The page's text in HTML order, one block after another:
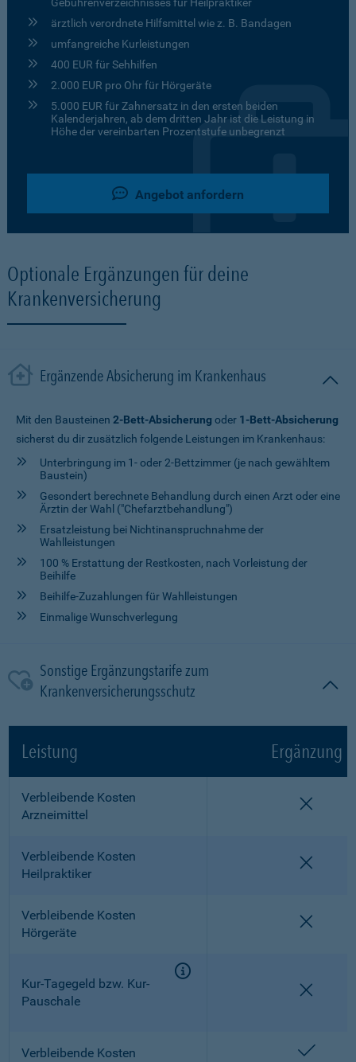
ärztlich verordnete Hilfsmittel wie z. B. Bandagen
umfangreiche Kurleistungen
400 EUR für Sehhilfen
2.000 EUR pro Ohr für Hörgeräte
5.000 EUR für Zahnersatz in den ersten beiden
Kalenderjahren, ab dem dritten Jahr ist die Leistung in
Höhe der vereinbarten Prozentstufe unbegrenzt
Angebot anfordern
Optionale Ergänzungen für deine
Krankenversicherung
Ergänzende Absicherung im Krankenhaus
Mit den Bausteinen 2-Bett-Absicherung oder 1-Bett-Absicherung
sicherst du dir zusätzlich folgende Leistungen im Krankenhaus:
Unterbringung im 1- oder 2-Bettzimmer (je nach gewähltem
Baustein)
Gesondert berechnete Behandlung durch einen Arzt oder eine
Ärztin der Wahl ("Chefarztbehandlung")
Ersatzleistung bei Nichtinanspruchnahme der
Wahlleistungen
100 % Erstattung der Restkosten, nach Vorleistung der
Beihilfe
Beihilfe-Zuzahlungen für Wahlleistungen
Einmalige Wunschverlegung
Sonstige Ergänzungstarife zum
Krankenversicherungsschutz
Leistung Ergänzung
Verbleibende Kosten
Arzneimittel
Verbleibende Kosten
Heilpraktiker
Verbleibende Kosten
Hörgeräte
Kur-Tagegeld bzw. Kur-
Pauschale
Verbleibende Kosten